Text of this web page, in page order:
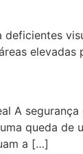
A
queda de
a […]